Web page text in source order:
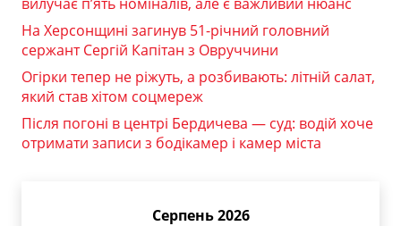
На Херсонщині загинув 51-річний головний
сержант Сергій Капітан з Овруччини
Огірки тепер не ріжуть, а розбивають: літній салат,
який став хітом соцмереж
Після погоні в центрі Бердичева — суд: водій хоче
отримати записи з бодікамер і камер міста
Серпень 2026